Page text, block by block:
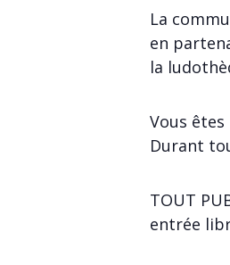
La
en
la
Vous
Durant
TOUT
entrée